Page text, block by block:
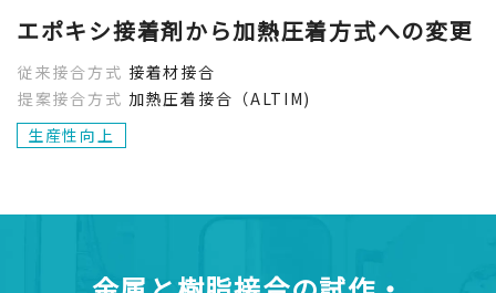
エポキシ接着剤から加熱圧着方式への変更
従来接合方式 接着材接合
提案接合方式 加熱圧着接合（ALTIM)
生産性向上